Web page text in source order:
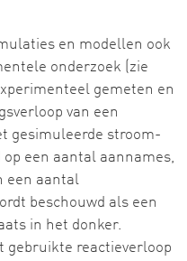
en modellen ook
onderzoek (zie
gemeten en
van een
gesimuleerde stroom-
een aantal aannames,
een aantal
beschouwd als een
in het donker.
gebruikte reactieverloop